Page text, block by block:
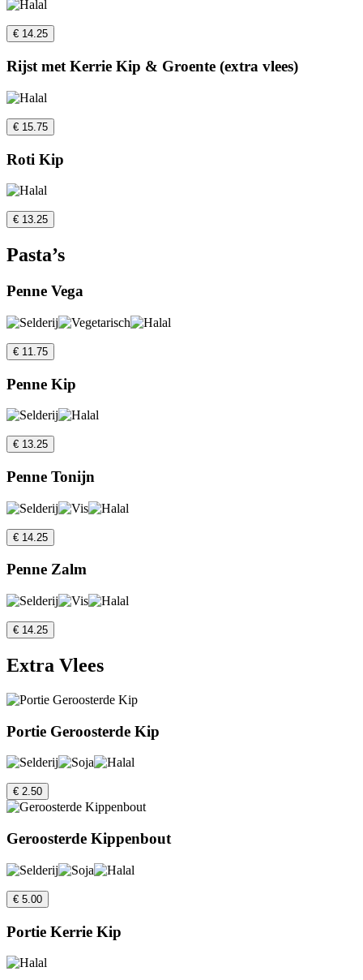
€ 14.25
Rijst met Kerrie Kip & Groente (extra vlees)
€ 15.75
Roti Kip
€ 13.25
Pasta’s
Penne Vega
€ 11.75
Penne Kip
€ 13.25
Penne Tonijn
€ 14.25
Penne Zalm
€ 14.25
Extra Vlees
Portie Geroosterde Kip
€ 2.50
Geroosterde Kippenbout
€ 5.00
Portie Kerrie Kip